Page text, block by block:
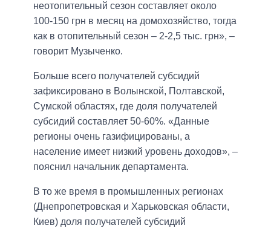
неотопительный сезон составляет около
100-150 грн в месяц на домохозяйство, тогда
как в отопительный сезон – 2-2,5 тыс. грн», –
говорит Музыченко.
Больше всего получателей субсидий
зафиксировано в Волынской, Полтавской,
Сумской областях, где доля получателей
субсидий составляет 50-60%. «Данные
регионы очень газифицированы, а
население имеет низкий уровень доходов», –
пояснил начальник департамента.
В то же время в промышленных регионах
(Днепропетровская и Харьковская области,
Киев) доля получателей субсидий